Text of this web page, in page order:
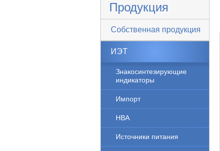
Продукция
Собственная продукция
ИЭТ
Знакосинтезирующие
индикаторы
Импорт
НВА
Источники питания